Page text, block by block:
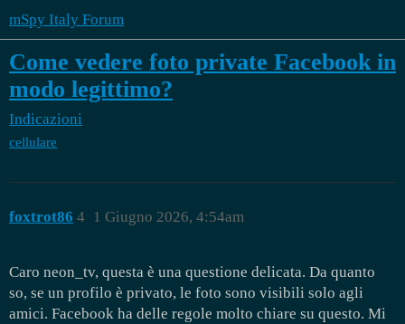
mSpy Italy Forum
Come vedere foto private Facebook in
modo legittimo?
Indicazioni
cellulare
foxtrot86 1 Giugno 2026, 4:54am
4
Caro neon_tv, questa è una questione delicata. Da quanto
so, se un profilo è privato, le foto sono visibili solo agli
amici. Facebook ha delle regole molto chiare su questo. Mi